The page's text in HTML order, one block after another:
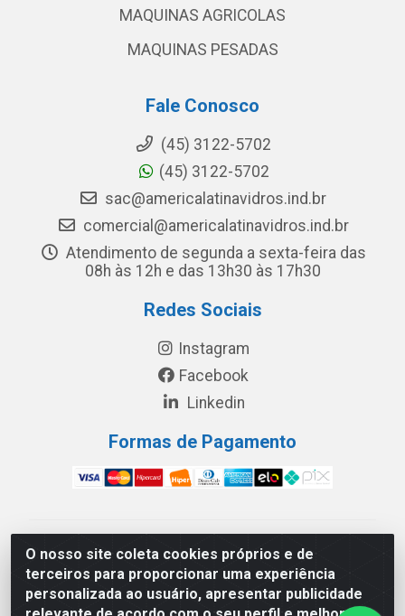
O nosso site coleta cookies próprios e de
terceiros para proporcionar uma experiência
personalizada ao usuário, apresentar publicidade
MAQUINAS AGRICOLAS
MAQUINAS PESADAS
Fale Conosco
(45) 3122-5702
(45) 3122-5702
sac@americalatinavidros.ind.br
comercial@americalatinavidros.ind.br
Atendimento de segunda a sexta-feira das
08h às 12h e das 13h30 às 17h30
Redes Sociais
Instagram
Facebook
Linkedin
Formas de Pagamento
América Latina Indústria e Comércio de Vidros LTDA -
CNPJ 19.813.045/0001-03 - Rua Carlos Drummond de
Andrade, 151 Núcleo Industrial III – Cascavel/PR - CEP
85.811-530